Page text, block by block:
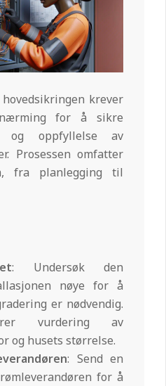
krever
for å sikre
og oppfyllelse av
Prosessen omfatter
fra planlegging til
: Undersøk den
nøye for å
er nødvendig.
vurdering av
og husets størrelse.
: Send en
for å